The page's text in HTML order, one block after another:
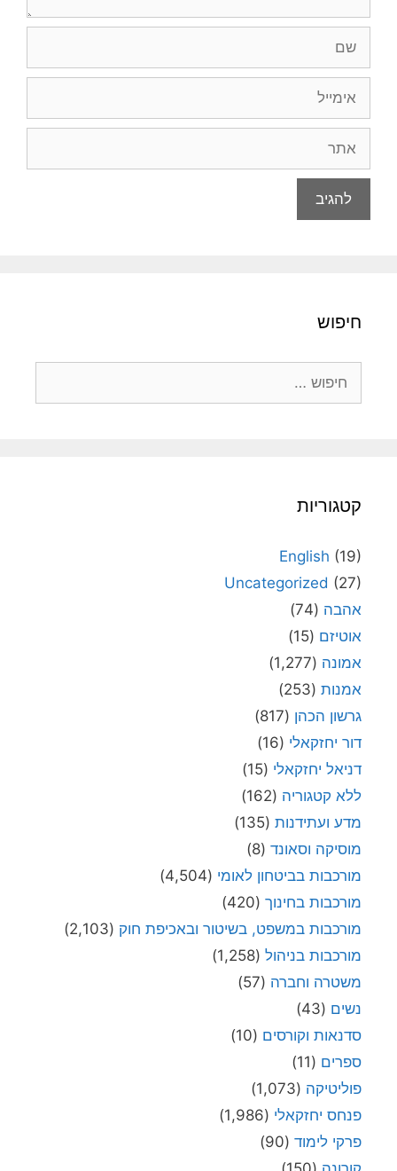
חיפוש
קטגוריות
English (19)
Uncategorized (27)
אהבה (74)
אוטיזם (15)
אמונה (1,277)
אמנות (253)
גרשון הכהן (817)
דור יחזקאלי (16)
דניאל יחזקאלי (15)
ללא קטגוריה (162)
מדע ועתידנות (135)
מוסיקה וסאונד (8)
מורכבות בביטחון לאומי (4,504)
מורכבות בחינוך (420)
מורכבות במשפט, בשיטור ובאכיפת חוק (2,103)
מורכבות בניהול (1,258)
משטרה וחברה (57)
נשים (43)
סדנאות וקורסים (10)
ספרים (11)
פוליטיקה (1,073)
פנחס יחזקאלי (1,986)
פרקי לימוד (90)